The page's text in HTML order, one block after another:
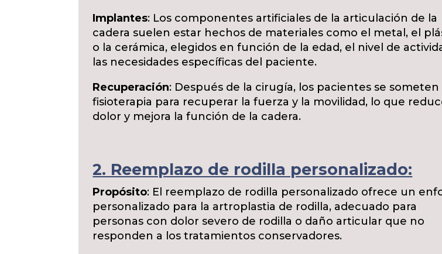
Implantes: Los componentes artificiales de la articulación de la
cadera suelen estar hechos de materiales como el metal, el
o la cerámica, elegidos en función de la edad, el nivel de
las necesidades específicas del paciente.
Recuperación: Después de la cirugía, los pacientes se someten
fisioterapia para recuperar la fuerza y la movilidad, lo que
dolor y mejora la función de la cadera.
2. Reemplazo de rodilla personalizado:
Propósito: El reemplazo de rodilla personalizado ofrece un
personalizado para la artroplastia de rodilla, adecuado para
personas con dolor severo de rodilla o daño articular que no
responden a los tratamientos conservadores.